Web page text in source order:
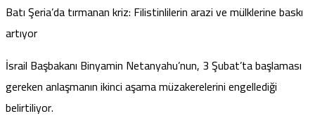
Batı Şeria’da tırmanan kriz: Filistinlilerin arazi ve mülklerine baskı
artıyor
İsrail Başbakanı Binyamin Netanyahu’nun, 3 Şubat’ta başlaması
gereken anlaşmanın ikinci aşama müzakerelerini engellediği
belirtiliyor.